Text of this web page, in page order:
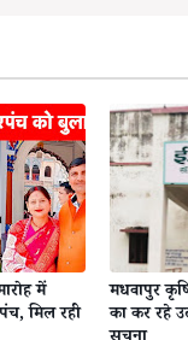
में
मिल रही
मधवापुर
का कर रहे